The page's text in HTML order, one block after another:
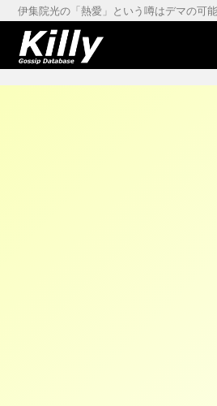
伊集院光の「熱愛」という噂はデマの可